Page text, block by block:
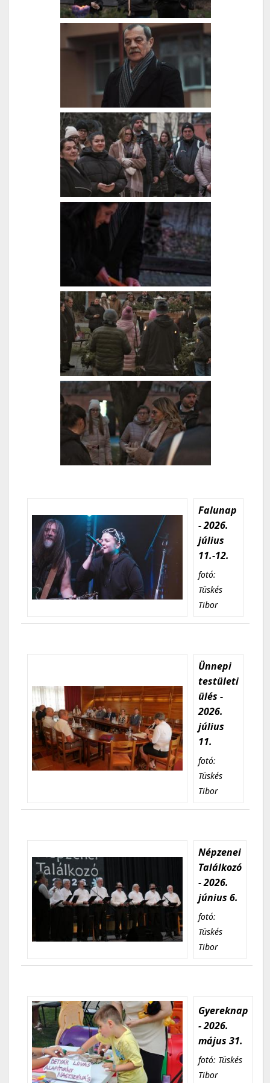
Falunap
- 2026.
július
11.-12.
fotó:
Tüskés
Tibor
Ünnepi
testületi
ülés -
2026.
július
11.
fotó:
Tüskés
Tibor
Népzenei
Találkozó
- 2026.
június 6.
fotó:
Tüskés
Tibor
Gyereknap
- 2026.
május 31.
fotó: Tüskés
Tibor